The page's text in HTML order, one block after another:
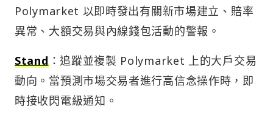
Polymarket 以即時發出有關新市場建立、賠率
異常、大額交易與內線錢包活動的警報。
Stand：追蹤並複製 Polymarket 上的大戶交易
動向。當預測市場交易者進行高信念操作時，即
時接收閃電級通知。